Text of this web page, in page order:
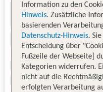
Information zu den
Hinweis. Zusätzliche
basierenden
Datenschutz-Hinweis.
Entscheidung über
Fußzeile der Webseite]
Kategorien widerrufen.
nicht auf die
erfolgten Verarbeitung